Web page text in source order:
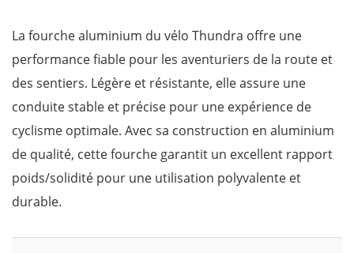
La fourche aluminium du vélo Thundra offre une
performance fiable pour les aventuriers de la route et
des sentiers. Légère et résistante, elle assure une
conduite stable et précise pour une expérience de
cyclisme optimale. Avec sa construction en aluminium
de qualité, cette fourche garantit un excellent rapport
poids/solidité pour une utilisation polyvalente et
durable.